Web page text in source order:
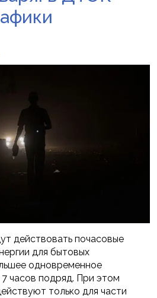
действовать почасовые
для бытовых
одновременное
часов подряд. При этом
только для части